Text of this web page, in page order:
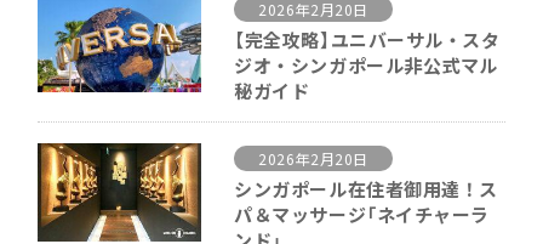
2026年2月20日
【完全攻略】ユニバーサル・スタ
ジオ・シンガポール非公式マル
秘ガイド
2026年2月20日
シンガポール在住者御用達！ス
パ＆マッサージ「ネイチャーラ